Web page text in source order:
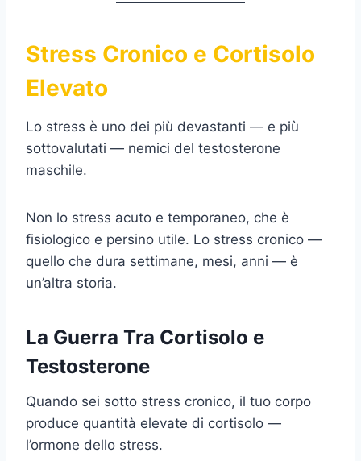
Stress Cronico e Cortisolo
Elevato
Lo stress è uno dei più devastanti — e più
sottovalutati — nemici del testosterone
maschile.
Non lo stress acuto e temporaneo, che è
fisiologico e persino utile. Lo stress cronico —
quello che dura settimane, mesi, anni — è
un’altra storia.
La Guerra Tra Cortisolo e
Testosterone
Quando sei sotto stress cronico, il tuo corpo
produce quantità elevate di cortisolo —
l’ormone dello stress.